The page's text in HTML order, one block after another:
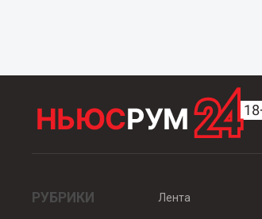
РУБРИКИ
Лента